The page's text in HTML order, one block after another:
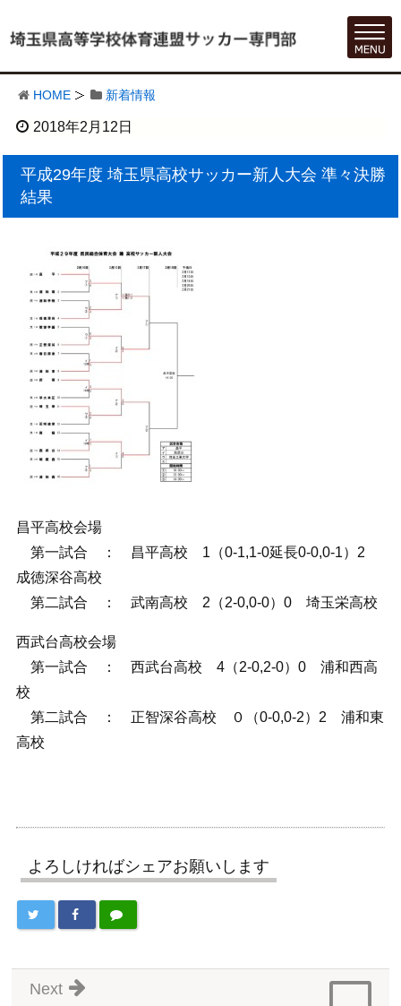
HOME 新着情報
2018年2月12日
平成29年度 埼玉県高校サッカー新人大会 準々決勝
結果
昌平高校会場
第一試合 ： 昌平高校 1（0-1,1-0延長0-0,0-1）2
成徳深谷高校
第二試合 ： 武南高校 2（2-0,0-0）0 埼玉栄高校
西武台高校会場
第一試合 ： 西武台高校 4（2-0,2-0）0 浦和西高
校
第二試合 ： 正智深谷高校 ０（0-0,0-2）2 浦和東
高校
よろしければシェアお願いします
Next